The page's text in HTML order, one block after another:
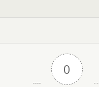
0